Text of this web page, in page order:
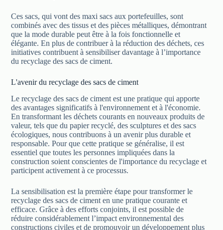
Ces sacs, qui vont des maxi sacs aux portefeuilles, sont
combinés avec des tissus et des pièces métalliques, démontrant
que la mode durable peut être à la fois fonctionnelle et
élégante. En plus de contribuer à la réduction des déchets, ces
initiatives contribuent à sensibiliser davantage à l’importance
du recyclage des sacs de ciment.
L'avenir du recyclage des sacs de ciment
Le recyclage des sacs de ciment est une pratique qui apporte
des avantages significatifs à l'environnement et à l'économie.
En transformant les déchets courants en nouveaux produits de
valeur, tels que du papier recyclé, des sculptures et des sacs
écologiques, nous contribuons à un avenir plus durable et
responsable. Pour que cette pratique se généralise, il est
essentiel que toutes les personnes impliquées dans la
construction soient conscientes de l'importance du recyclage et
participent activement à ce processus.
La sensibilisation est la première étape pour transformer le
recyclage des sacs de ciment en une pratique courante et
efficace. Grâce à des efforts conjoints, il est possible de
réduire considérablement l’impact environnemental des
constructions civiles et de promouvoir un développement plus